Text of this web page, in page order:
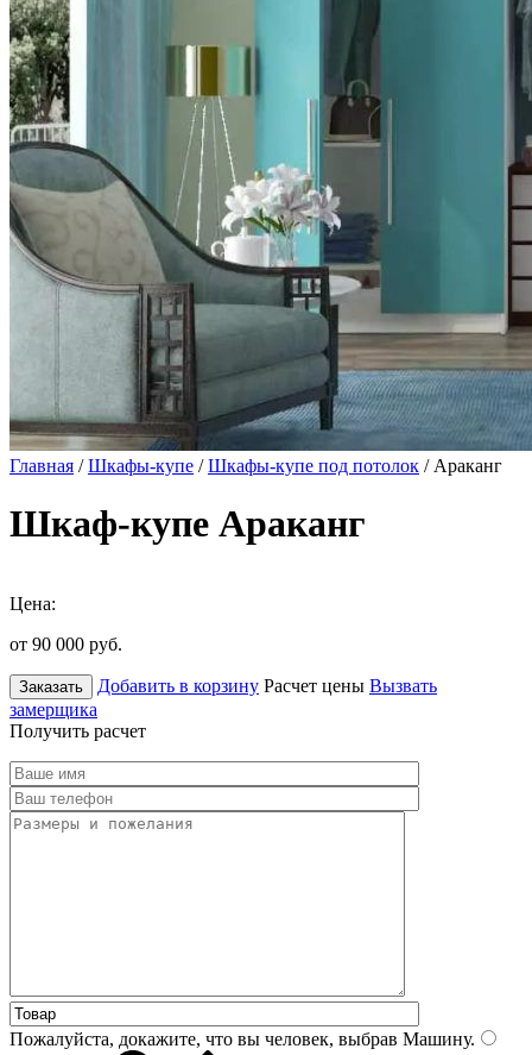
Главная /Шкафы-купе /Шкафы-купе под потолок / Араканг
Шкаф-купе Араканг
Цена:
от 90 000 руб.
Заказать Добавить в корзину Расчет цены Вызвать
замерщика
Получить расчет
Пожалуйста, докажите, что вы человек, выбрав Машину.